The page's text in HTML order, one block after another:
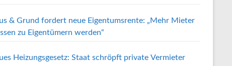
& Grund fordert neue Eigentumsrente: „Mehr Mieter
zu Eigentümern werden“
Heizungsgesetz: Staat schröpft private Vermieter